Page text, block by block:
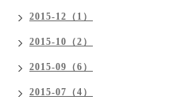
2015-12（1）
2015-10（2）
2015-09（6）
2015-07（4）